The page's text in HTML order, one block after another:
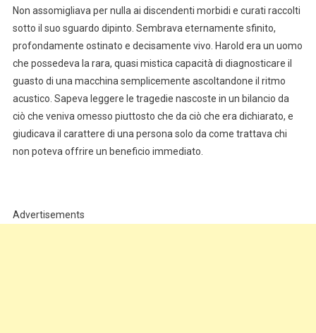
Non assomigliava per nulla ai discendenti morbidi e curati raccolti
sotto il suo sguardo dipinto. Sembrava eternamente sfinito,
profondamente ostinato e decisamente vivo. Harold era un uomo
che possedeva la rara, quasi mistica capacità di diagnosticare il
guasto di una macchina semplicemente ascoltandone il ritmo
acustico. Sapeva leggere le tragedie nascoste in un bilancio da
ciò che veniva omesso piuttosto che da ciò che era dichiarato, e
giudicava il carattere di una persona solo da come trattava chi
non poteva offrire un beneficio immediato.
Advertisements